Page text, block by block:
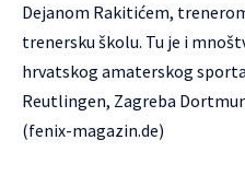
Dejanom Rakitićem,
trenersku školu. Tu je i
hrvatskog amaterskog
Reutlingen, Zagreba
(fenix-magazin.de)